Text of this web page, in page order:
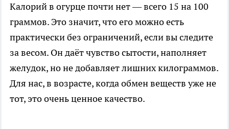
Калорий в огурце почти нет — всего 15 на 100
граммов. Это значит, что его можно есть
практически без ограничений, если вы следите
за весом. Он даёт чувство сытости, наполняет
желудок, но не добавляет лишних килограммов.
Для нас, в возрасте, когда обмен веществ уже не
тот, это очень ценное качество.